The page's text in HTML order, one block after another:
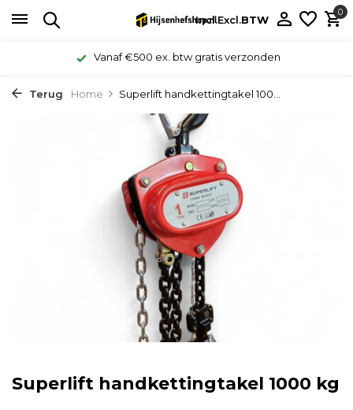
Incl.Excl.BTW
0
Vanaf €500 ex. btw gratis verzonden
Terug Home Superlift handkettingtakel 100...
Superlift handkettingtakel 1000 kg